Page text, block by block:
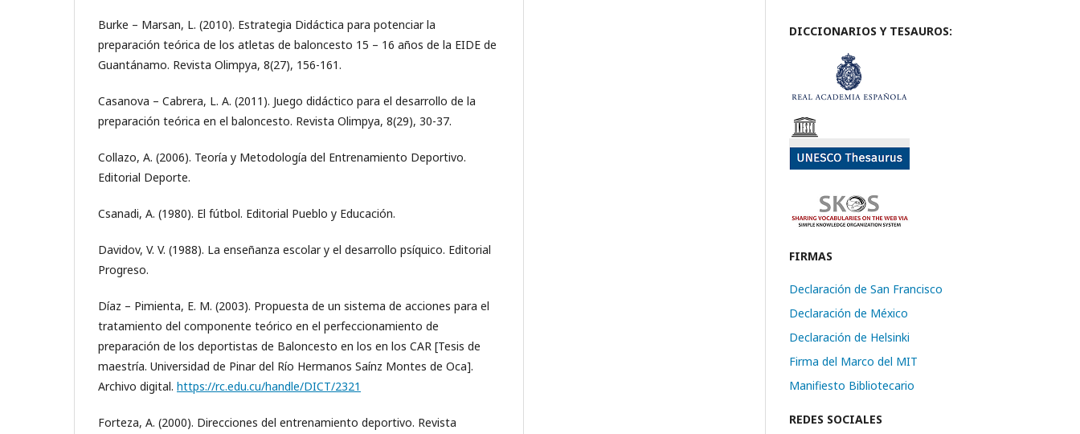
Burke – Marsan, L. (2010). Estrategia Didáctica para potenciar la
preparación teórica de los atletas de baloncesto 15 – 16 años de la EIDE de
Guantánamo. Revista Olimpya, 8(27), 156-161.
Casanova – Cabrera, L. A. (2011). Juego didáctico para el desarrollo de la
preparación teórica en el baloncesto. Revista Olimpya, 8(29), 30-37.
Collazo, A. (2006). Teoría y Metodología del Entrenamiento Deportivo.
Editorial Deporte.
Csanadi, A. (1980). El fútbol. Editorial Pueblo y Educación.
Davidov, V. V. (1988). La enseñanza escolar y el desarrollo psíquico. Editorial
Progreso.
Díaz – Pimienta, E. M. (2003). Propuesta de un sistema de acciones para el
tratamiento del componente teórico en el perfeccionamiento de
preparación de los deportistas de Baloncesto en los en los CAR [Tesis de
maestría. Universidad de Pinar del Río Hermanos Saínz Montes de Oca].
Archivo digital. https://rc.edu.cu/handle/DICT/2321
Forteza, A. (2000). Direcciones del entrenamiento deportivo. Revista
DICCIONARIOS Y TESAUROS:
FIRMAS
Declaración de San Francisco
Declaración de México
Declaración de Helsinki
Firma del Marco del MIT
Manifiesto Bibliotecario
REDES SOCIALES